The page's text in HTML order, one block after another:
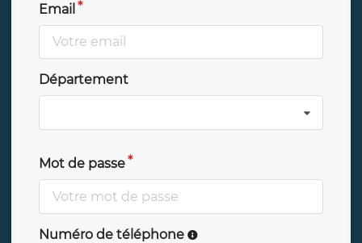
Email
Département
Mot de passe
Numéro de téléphone